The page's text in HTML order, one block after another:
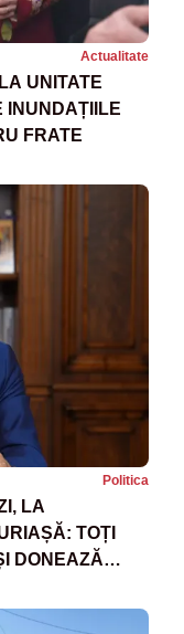
Actualitate
UNITATE
INUNDAȚIILE
FRATE
Politica
LA
TOȚI
DONEAZĂ